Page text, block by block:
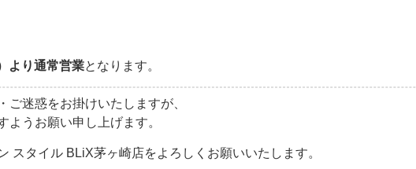
より通常営業となります。
ご迷惑をお掛けいたしますが、
ようお願い申し上げます。
スタイル BLiX茅ヶ崎店をよろしくお願いいたします。